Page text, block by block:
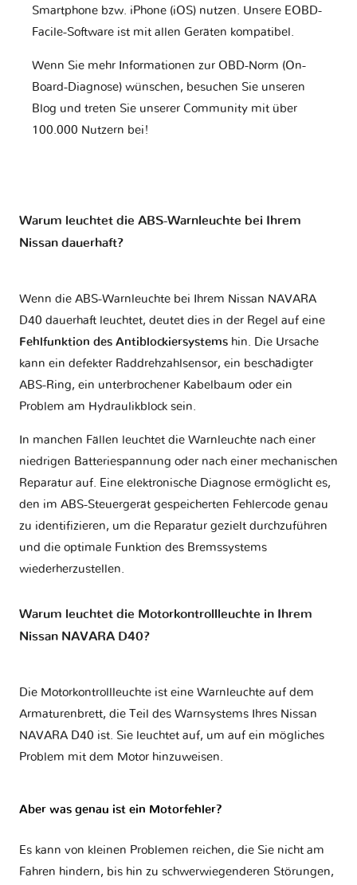
Smartphone bzw. iPhone (iOS) nutzen. Unsere EOBD-
Facile-Software ist mit allen Geräten kompatibel.
Wenn Sie mehr Informationen zur OBD-Norm (On-
Board-Diagnose) wünschen, besuchen Sie unseren
Blog und treten Sie unserer Community mit über
100.000 Nutzern bei!
Warum leuchtet die ABS-Warnleuchte bei Ihrem
Nissan dauerhaft?
Wenn die ABS-Warnleuchte bei Ihrem Nissan NAVARA
D40 dauerhaft leuchtet, deutet dies in der Regel auf eine
Fehlfunktion des Antiblockiersystems hin. Die Ursache
kann ein defekter Raddrehzahlsensor, ein beschädigter
ABS-Ring, ein unterbrochener Kabelbaum oder ein
Problem am Hydraulikblock sein.
In manchen Fällen leuchtet die Warnleuchte nach einer
niedrigen Batteriespannung oder nach einer mechanischen
Reparatur auf. Eine elektronische Diagnose ermöglicht es,
den im ABS-Steuergerät gespeicherten Fehlercode genau
zu identifizieren, um die Reparatur gezielt durchzuführen
und die optimale Funktion des Bremssystems
wiederherzustellen.
Warum leuchtet die Motorkontrollleuchte in Ihrem
Nissan NAVARA D40?
Die Motorkontrollleuchte ist eine Warnleuchte auf dem
Armaturenbrett, die Teil des Warnsystems Ihres Nissan
NAVARA D40 ist. Sie leuchtet auf, um auf ein mögliches
Problem mit dem Motor hinzuweisen.
Aber was genau ist ein Motorfehler?
Es kann von kleinen Problemen reichen, die Sie nicht am
Fahren hindern, bis hin zu schwerwiegenderen Störungen,